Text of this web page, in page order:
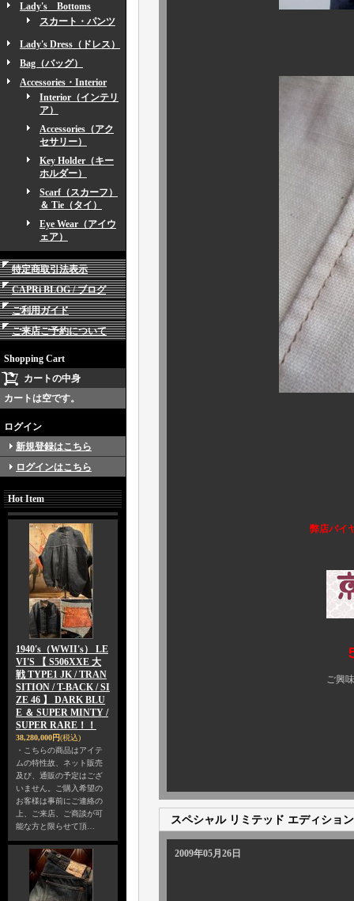
Lady's Bottoms
スカート・パンツ
Lady's Dress（ドレス）
Bag（バッグ）
Accessories・Interior
Interior（インテリ
ア）
Accessories（アク
セサリー）
Key Holder（キー
ホルダー）
Scarf（スカーフ）
＆ Tie（タイ）
Eye Wear（アイウ
ェア）
特定商取引法表示
CAPRi BLOG / ブログ
ご利用ガイド
ご来店ご予約について
Shopping Cart
カートの中身
カートは空です。
ログイン
新規登録はこちら
ログインはこちら
Hot Item
1940's（WWII's） LE
VI'S 【 S506XXE 大
戦 TYPE1 JK / TRAN
SITION / T-BACK / SI
ZE 46 】 DARK BLU
E ＆ SUPER MINTY /
SUPER RARE！！
38,280,000円(税込)
・こちらの商品はアイテ
ムの特性故、ネット販売
及び、通販の予定はござ
いません。ご購入希望の
お客様は事前にご連絡の
上、ご来店、ご商談が可
能な方と限らせて頂…
弊店バイ
ご興味のある方、ぜひ
スペシャル リミテッド エディション
2009年05月26日